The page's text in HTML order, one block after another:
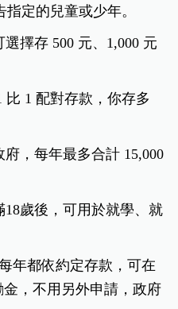
定的兒童或少年。
擇存 500 元、1,000 元
1 配對存款，你存多
，每年最多合計 15,000
歲後，可用於就學、就
年都依約定存款，可在
，不用另外申請，政府